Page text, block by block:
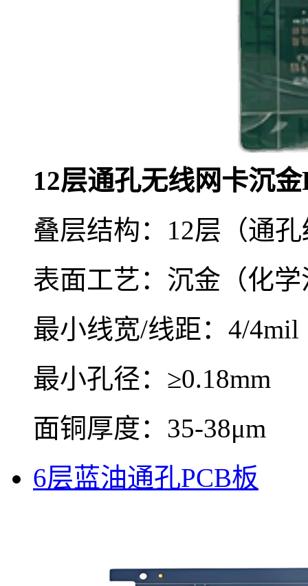
12层通孔无线网卡沉
叠层结构：12层（通
表面工艺：沉金（化
最小线宽/线距：4/4mil
最小孔径：≥0.18mm
面铜厚度：35-38μm
6层蓝油通孔PCB板